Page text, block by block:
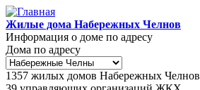
Перейти к основному содержанию
Жилые дома Набережных Челнов
Информация о доме по адресу
Дома по адресу
1357 жилых домов Набережных Челнов